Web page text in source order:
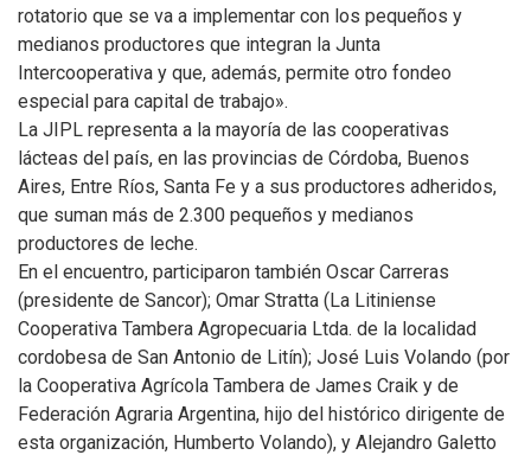
rotatorio que se va a implementar con los pequeños y
medianos productores que integran la Junta
Intercooperativa y que, además, permite otro fondeo
especial para capital de trabajo».
La JIPL representa a la mayoría de las cooperativas
lácteas del país, en las provincias de Córdoba, Buenos
Aires, Entre Ríos, Santa Fe y a sus productores adheridos,
que suman más de 2.300 pequeños y medianos
productores de leche.
En el encuentro, participaron también Oscar Carreras
(presidente de Sancor); Omar Stratta (La Litiniense
Cooperativa Tambera Agropecuaria Ltda. de la localidad
cordobesa de San Antonio de Litín); José Luis Volando (por
la Cooperativa Agrícola Tambera de James Craik y de
Federación Agraria Argentina, hijo del histórico dirigente de
esta organización, Humberto Volando), y Alejandro Galetto